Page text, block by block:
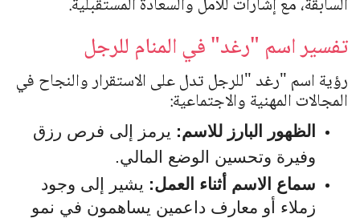
تفسير اسم "رغد" في المنام للرجل
رؤية اسم"رغد"للرجل تدل على الاستقرار والنجاح في
المجالات المهنية والاجتماعية:
الظهور البارز للاسم: يرمز إلى فرص رزق
وفيرة وتحسين الوضع المالي.
سماع الاسم أثناء العمل: يشير إلى وجود
زملاء أو معارف داعمين يساهمون في نمو